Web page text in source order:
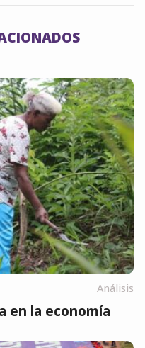
Análisis
en la economía